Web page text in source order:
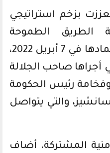
بزخم استراتيجي
الطريق الطموحة
والمستدامة التي تم اعتمادها في 7 أبريل 2022،
أجراها صاحب الجلالة
رئيس الحكومة
سانشيز، والتي يتواصل
المشتركة، أضاف